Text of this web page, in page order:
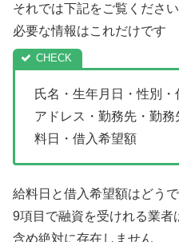
それでは下記をご覧ください
必要な情報はこれだけです
氏名・生年月日・性別
アドレス・勤務先・勤
料日・借入希望額
給料日と借入希望額はどう
9項目で融資を受けれる業者
含め絶対に存在しません